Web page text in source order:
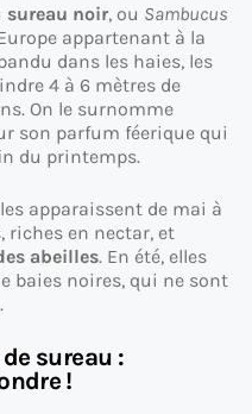
sureau noir, ou Sambucus
appartenant à la
dans les haies, les
4 à 6 mètres de
On le surnomme
son parfum féerique qui
du printemps.
apparaissent de mai à
riches en nectar, et
abeilles. En été, elles
baies noires, qui ne sont
sureau :
!